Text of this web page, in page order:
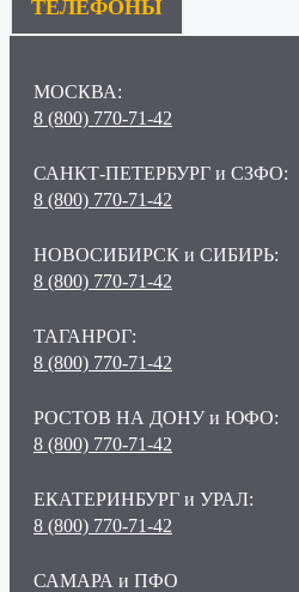
ТЕЛЕФОНЫ
МОСКВА:
8 (800) 770-71-42
САНКТ-ПЕТЕРБУРГ и СЗФО:
8 (800) 770-71-42
НОВОСИБИРСК и СИБИРЬ:
8 (800) 770-71-42
ТАГАНРОГ:
8 (800) 770-71-42
РОСТОВ НА ДОНУ и ЮФО:
8 (800) 770-71-42
ЕКАТЕРИНБУРГ и УРАЛ:
8 (800) 770-71-42
САМАРА и ПФО